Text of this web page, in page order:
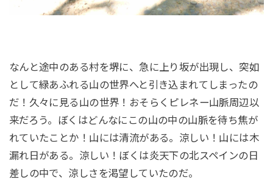
なんと途中のある村を堺に、急に上り坂が出現し、突如
として緑あふれる山の世界へと引き込まれてしまったの
だ！久々に見る山の世界！おそらくピレネー山脈周辺以
来だろう。ぼくはどんなにこの山の中の山脈を待ち焦が
れていたことか！山には清流がある。涼しい！山には木
漏れ日がある。涼しい！ぼくは炎天下の北スペインの日
差しの中で、涼しさを渇望していたのだ。